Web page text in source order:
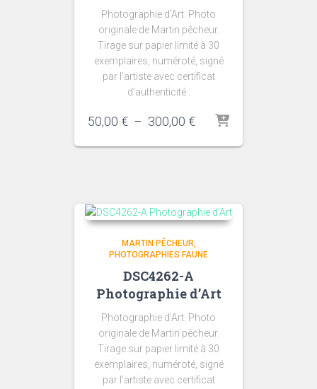
Photographie d’Art. Photo
originale de Martin pêcheur.
Tirage sur papier limité à 30
exemplaires, numéroté, signé
par l’artiste avec certificat
d’authenticité .
50,00 € – 300,00 €Plage
prix :
MARTIN PÊCHEUR
PHOTOGRAPHIES FAUNE
DSC4262-A
Photographie d’Art
Photographie d’Art. Photo
originale de Martin pêcheur.
Tirage sur papier limité à 30
exemplaires, numéroté, signé
par l’artiste avec certificat